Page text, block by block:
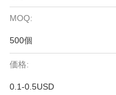
MOQ:
500個
価格:
0.1-0.5USD